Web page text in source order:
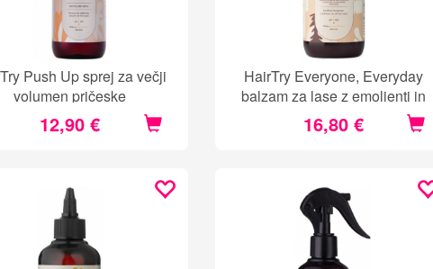
Push Up sprej za večji
volumen pričeske
12,90 €
HairTry Everyone, Everyday
balzam za lase z emolienti in
humektanti
16,80 €